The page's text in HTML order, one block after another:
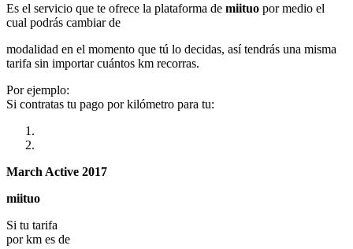
Es el servicio que te ofrece la plataforma de miituo por medio el
cual podrás cambiar de
modalidad en el momento que tú lo decidas, así tendrás una misma
tarifa sin importar cuántos km recorras.
Por ejemplo:
Si contratas tu pago por kilómetro para tu:
March Active 2017
miituo
Si tu tarifa
por km es de